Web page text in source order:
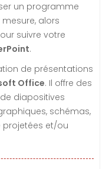
un programme
mesure, alors
suivre votre
.
de présentations
Office. Il offre des
diapositives
schémas,
projetées et/ou